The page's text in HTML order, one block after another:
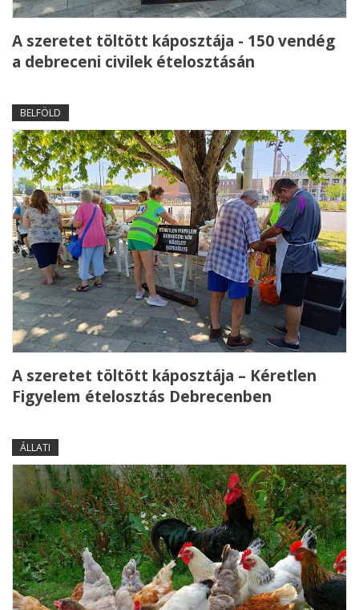
A szeretet töltött káposztája - 150 vendég
a debreceni civilek ételosztásán
BELFÖLD
A szeretet töltött káposztája – Kéretlen
Figyelem ételosztás Debrecenben
ÁLLATI